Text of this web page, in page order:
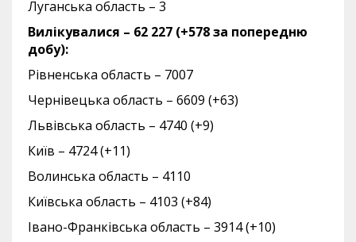
Луганська область – 3
Вилікувалися – 62 227 (+578 за попередню
добу):
Рівненська область – 7007
Чернівецька область – 6609 (+63)
Львівська область – 4740 (+9)
Київ – 4724 (+11)
Волинська область – 4110
Київська область – 4103 (+84)
Івано-Франківська область – 3914 (+10)